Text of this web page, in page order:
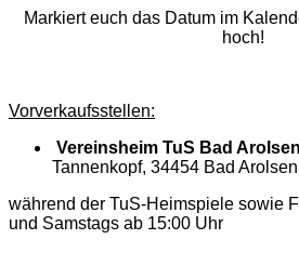
Markiert euch das Datum im
hoch!
Vorverkaufsstellen:
Vereinsheim TuS Bad Arolsen
Tannenkopf, 34454 Bad Arolsen
während der TuS-Heimspiele sowie
und Samstags ab 15:00 Uhr